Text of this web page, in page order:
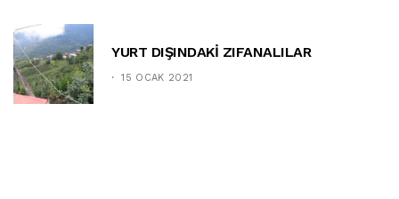
YURT DIŞINDAKİ ZIFANALILAR
15 OCAK 2021